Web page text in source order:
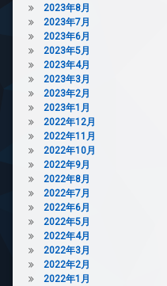
ッ
ト
ネ
ス
ラ
ウ
ン
ジ
内
廊
下
分
譲
賃
貸
ー
ム
バ
イ
ク
置
き
場
ペ
ッ
ト
可
2023年8月
2023年7月
2023年6月
2023年5月
2023年4月
2023年3月
2023年2月
2023年1月
2022年12月
2022年11月
2022年10月
2022年9月
2022年8月
2022年7月
2022年6月
2022年5月
2022年4月
2022年3月
2022年2月
2022年1月